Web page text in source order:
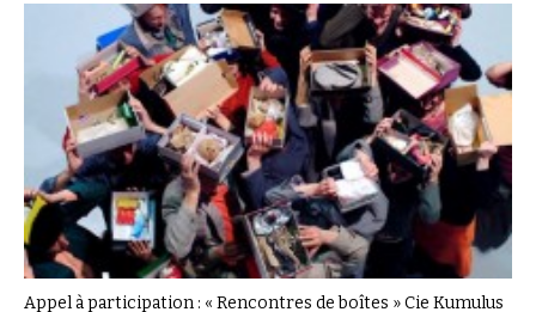
Appel à participation : « Rencontres de boîtes » Cie Kumulus